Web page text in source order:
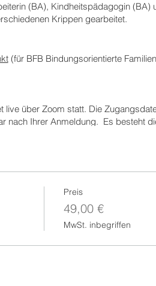
(BA), Kindheitspädagogin (BA)
Krippen gearbeitet.
(für BFB Bindungsorientierte
live über Zoom statt. Die
nach Ihrer Anmeldung. Es besteht
eine Rechnung mit
vor, den Vortag abzusagen, sollte
wir Sie frühestmöglich und
ist das bis 3 Werktage vor dem
3-5 Werktage nach dem Vortrag
Handout ausgeben, erhalten Sie
Preis
49,00 €
MwSt. inbegriffen